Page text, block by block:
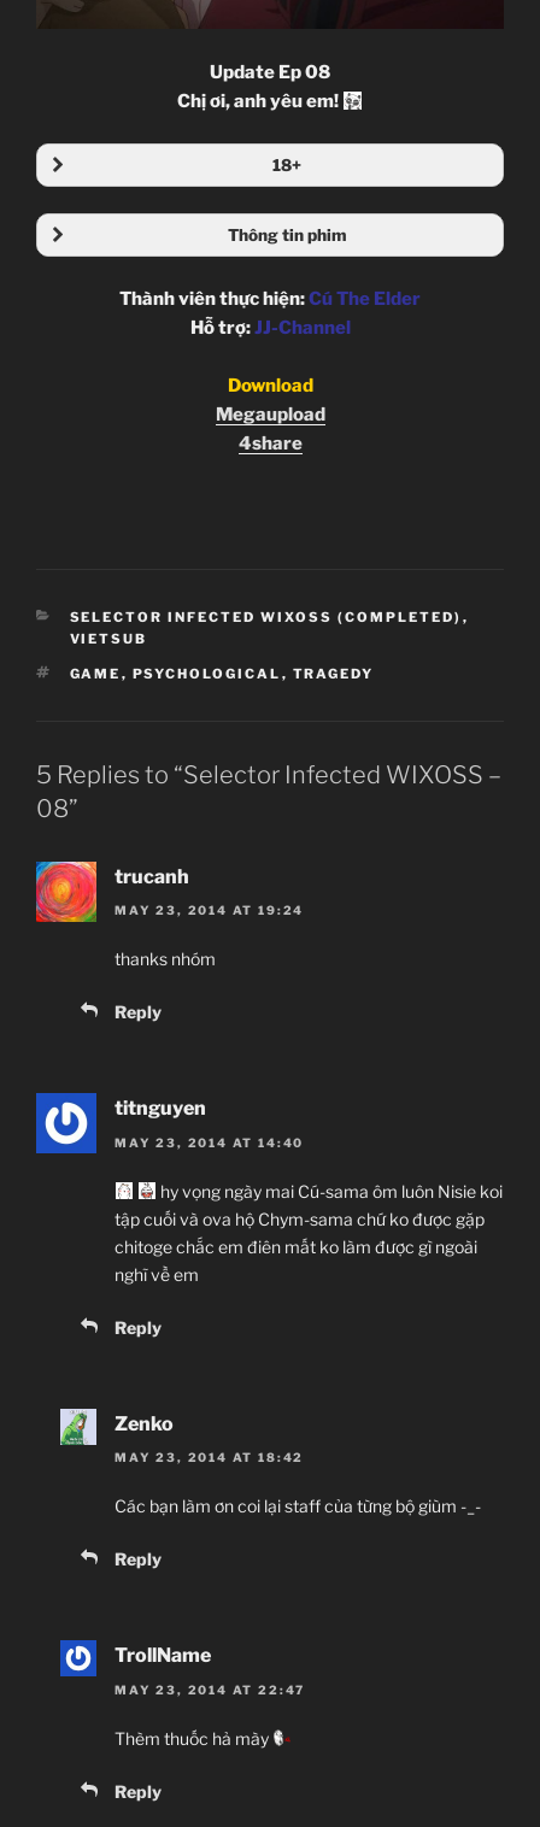
Update Ep 08
Chị ơi, anh yêu em!
18+
Thông tin phim
Thành viên thực hiện:Cú The Elder
Hỗ trợ:JJ-Channel
Download
Megaupload
4share
CATEGORIES
SELECTOR INFECTED WIXOSS (COMPLETED) ,
VIETSUB
TAGS
GAME , PSYCHOLOGICAL , TRAGEDY
5 Replies to “Selector Infected WIXOSS –
08”
trucanh
MAY 23, 2014 AT 19:24
thanks nhóm
Reply
titnguyen
MAY 23, 2014 AT 14:40
hy vọng ngày mai Cú-sama ôm luôn Nisie koi
tập cuối và ova hộ Chym-sama chứ ko được gặp
chitoge chắc em điên mất ko làm được gì ngoài
nghĩ về em
Reply
Zenko
MAY 23, 2014 AT 18:42
Các bạn làm ơn coi lại staff của từng bộ giùm -_-
Reply
TrollName
MAY 23, 2014 AT 22:47
Thèm thuốc hả mày
Reply